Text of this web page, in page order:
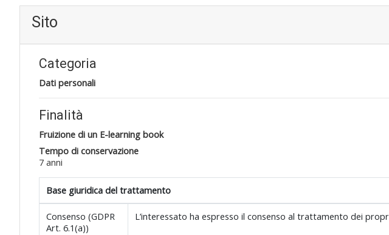
Sito
Categoria
Dati personali
Finalità
Fruizione di un E-learning book
Tempo di conservazione
7 anni
Base giuridica del trattamento
Consenso (GDPR
Art. 6.1(a))
L’interessato ha espresso il consenso al trattamento dei